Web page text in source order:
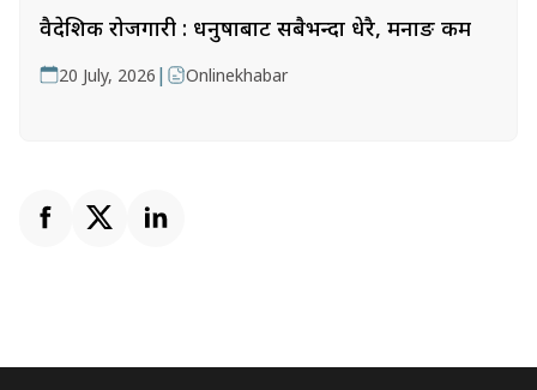
वैदेशिक रोजगारी : धनुषाबाट सबैभन्दा धेरै, मनाङ कम
20 July, 2026 | Onlinekhabar